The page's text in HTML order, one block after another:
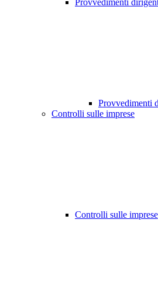
Provvedimenti
Provvedimenti
Controlli sulle imprese
Controlli sulle imprese